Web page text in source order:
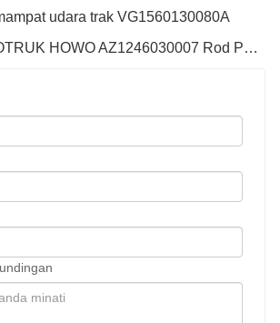
udara trak VG1560130080A
seterusnya : SINOTRUK HOWO AZ1246030007 Rod Penyambung